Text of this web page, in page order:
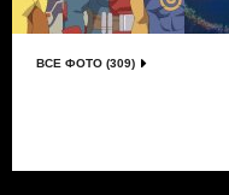
ВСЕ ФОТО (309)